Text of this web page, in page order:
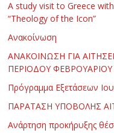
Α study visit to Greece
“Theology of the Icon”
Ανακοίνωση
ΑΝΑΚΟΙΝΩΣΗ ΓΙΑ
ΠΕΡΙΟΔΟΥ ΦΕΒΡΟΥΑΡΙΟΥ
Πρόγραμμα Εξετάσεων
ΠΑΡΑΤΑΣΗ ΥΠΟΒΟΛΗΣ
Ανάρτηση προκήρυξης